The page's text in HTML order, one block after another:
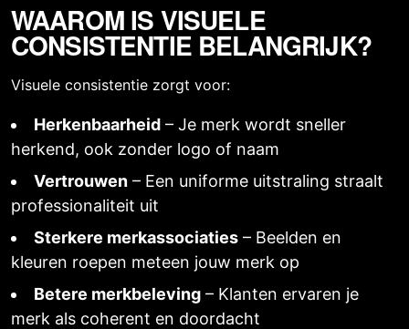
WAAROM IS VISUELE
CONSISTENTIE BELANGRIJK?
Visuele consistentie zorgt voor:
Herkenbaarheid – Je merk wordt sneller
herkend, ook zonder logo of naam
Vertrouwen – Een uniforme uitstraling straalt
professionaliteit uit
Sterkere merkassociaties – Beelden en
kleuren roepen meteen jouw merk op
Betere merkbeleving – Klanten ervaren je
merk als coherent en doordacht